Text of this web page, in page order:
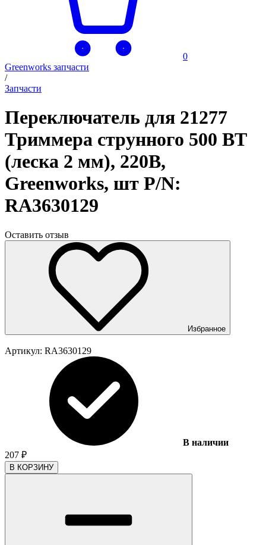
0
Greenworks запчасти
/
Запчасти
Переключатель для 21277
Триммера струнного 500 ВТ
(леска 2 мм), 220В,
Greenworks, шт P/N:
RA3630129
Оставить отзыв
Избранное
Артикул: RA3630129
В наличии
207 ₽
В КОРЗИНУ